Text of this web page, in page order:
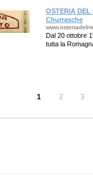
OSTERIA
Churrasche
Dal 20 ottobre
tutta la
1 2 3